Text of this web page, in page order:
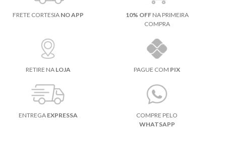
FRETE CORTESIA NO APP 10% OFFNA PRIMEIRA
COMPRA
RETIRE NA LOJA PAGUE COM PIX
ENTREGA EXPRESSA
COMPRE PELO
WHATSAPP